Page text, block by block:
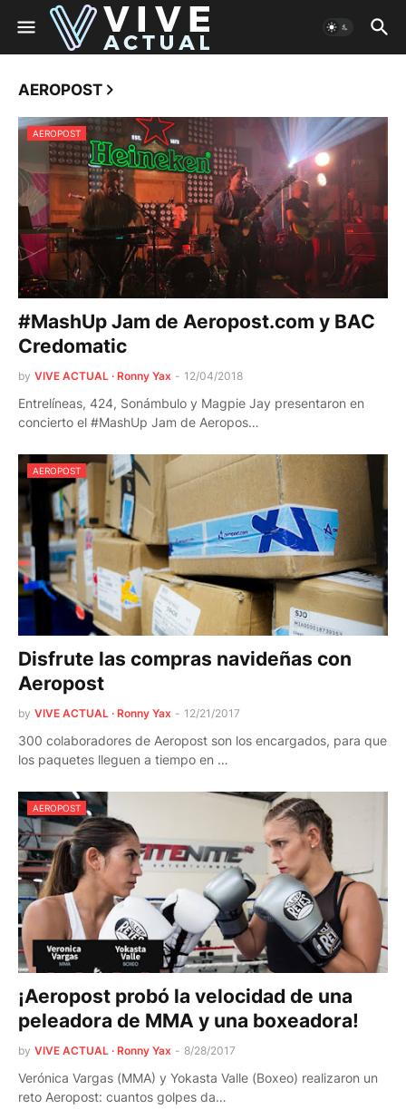
AEROPOST
AEROPOST
#MashUp Jam de Aeropost.com y BAC
Credomatic
by VIVE ACTUAL · Ronny Yax - 12/04/2018
Entrelíneas, 424, Sonámbulo y Magpie Jay presentaron en
concierto el #MashUp Jam de Aeropos…
AEROPOST
Disfrute las compras navideñas con
Aeropost
by VIVE ACTUAL · Ronny Yax - 12/21/2017
300 colaboradores de Aeropost son los encargados, para que
los paquetes lleguen a tiempo en …
AEROPOST
¡Aeropost probó la velocidad de una
peleadora de MMA y una boxeadora!
by VIVE ACTUAL · Ronny Yax - 8/28/2017
Verónica Vargas (MMA) y Yokasta Valle (Boxeo) realizaron un
reto Aeropost: cuantos golpes da…